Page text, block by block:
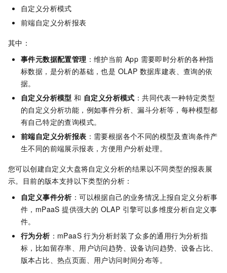
自定义分析模式
前端自定义分析报表
其中：
事件元数据配置管理 ：维护当前 App 需要即时分析的各种指
标数据，是分析的基础，也是 OLAP 数据库建表、查询的依
据。
自定义分析模型和 自定义分析模式 ：共同代表一种特定类型
的自定义分析功能，例如事件分析、漏斗分析等，每种模型都
有自己特定的查询模式。
前端自定义分析报表 ：需要根据各个不同的模型及查询条件产
生不同的前端展示报表，方便用户分析处理。
您可以创建自定义大盘将自定义分析的结果以不同类型的报表展
示。目前的版本支持以下类型的分析：
自定义事件分析：可以根据自己的业务情况上报自定义分析事
件，mPaaS 提供强大的 OLAP 引擎可以多维度分析自定义事
件。
行为分析：mPaaS 行为分析封装了众多的通用行为分析指
标，比如留存率、用户访问趋势、设备访问趋势、设备占比、
版本占比、热点页面、用户访问时间分布等。